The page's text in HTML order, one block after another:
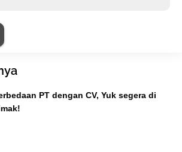
PT dengan CV, Yuk segera di